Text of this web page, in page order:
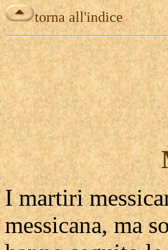
torna all'indice
I martiri
messicana, ma